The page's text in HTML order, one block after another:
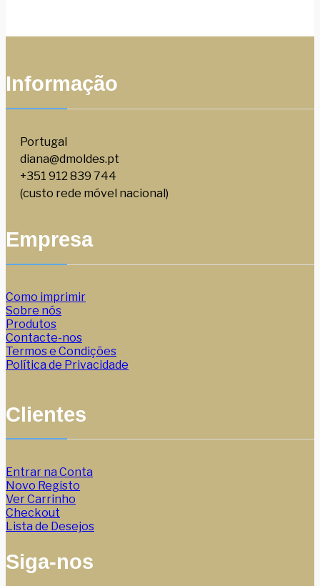
Informação
Portugal
diana@dmoldes.pt
+351 912 839 744
(custo rede móvel nacional)
Empresa
Como imprimir
Sobre nós
Produtos
Contacte-nos
Termos e Condições
Política de Privacidade
Clientes
Entrar na Conta
Novo Registo
Ver Carrinho
Checkout
Lista de Desejos
Siga-nos